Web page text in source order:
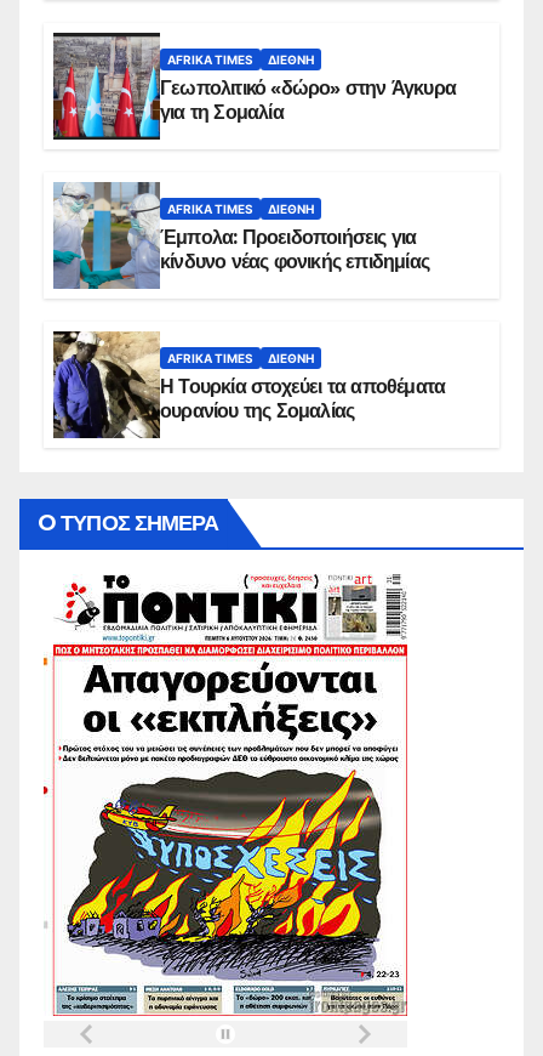
AFRIKA TIMES ΔΙΕΘΝΉ
Γεωπολιτικό «δώρο» στην Άγκυρα
για τη Σομαλία
AFRIKA TIMES ΔΙΕΘΝΉ
Έμπολα: Προειδοποιήσεις για
κίνδυνο νέας φονικής επιδημίας
AFRIKA TIMES ΔΙΕΘΝΉ
Η Τουρκία στοχεύει τα αποθέματα
ουρανίου της Σομαλίας
O ΤΥΠΟΣ ΣΗΜΕΡΑ